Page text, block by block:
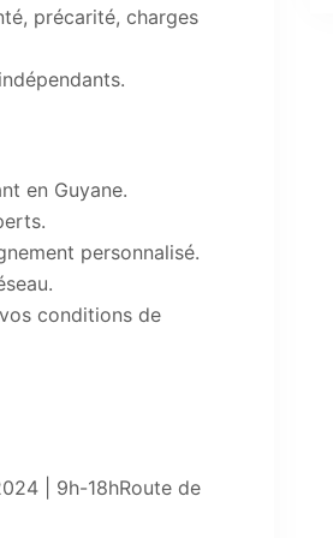
précarité, charges
en Guyane.
personnalisé.
conditions de
| 9h-18hRoute de